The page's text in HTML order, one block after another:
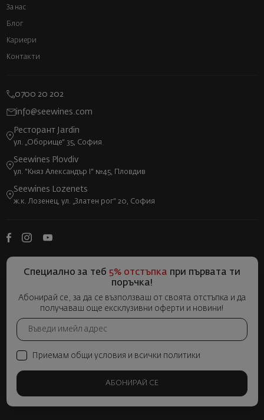
За нас
Блог
Кариери
Контакти
0700 20 202
info@seewines.com
Ресторант Jardin
ул. „Оборище“ 35, София
Seewines Plovdiv
ул. "Княз Александър I" №45, Пловдив
Seewines Lozenets
ж.к. Лозенец, ул. „Златен рог“ 20, София
Специално за теб 5% отстъпка при първата ти
поръчка!
Абонирай се, за да се възползваш от своята отстъпка и да
получаваш още ексклузивни оферти и новини!
Приемам общи условия и всички политики
АБОНИРАЙ СЕ